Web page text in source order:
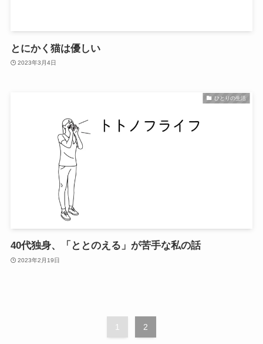
とにかく猫は優しい
2023年3月4日
ひとりの生活
40代独身、「ととのえる」が苦手な私の話
2023年2月19日
1 2